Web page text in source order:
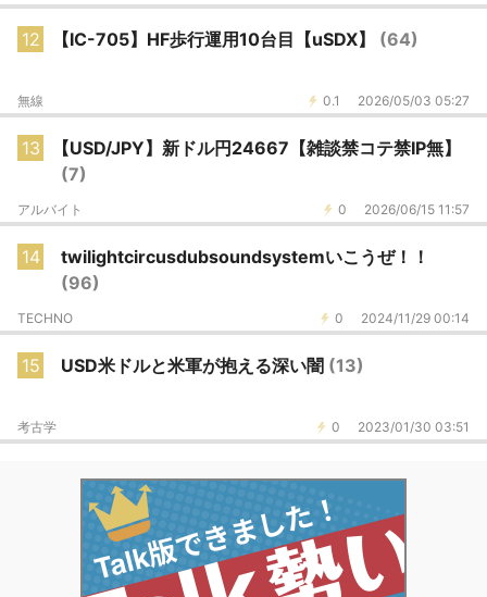
12 【IC-705】HF歩行運用10台目【uSDX】 (64)
0.1 2026/05/03 05:27
無線
13
【USD/JPY】新ドル円24667【雑談禁コテ禁IP無】
(7)
0 2026/06/15 11:57
アルバイト
14
twilightcircusdubsoundsystemいこうぜ！！
(96)
0 2024/11/29 00:14
TECHNO
15 USD米ドルと米軍が抱える深い闇 (13)
0 2023/01/30 03:51
考古学